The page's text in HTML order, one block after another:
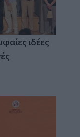
ιδέες